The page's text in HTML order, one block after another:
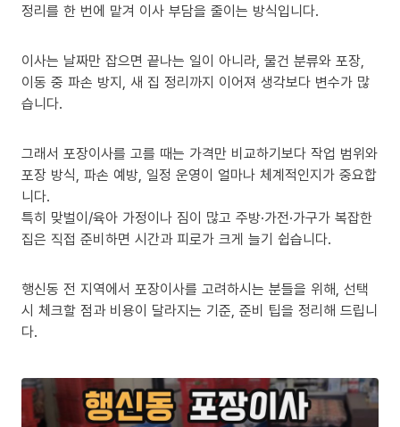
정리를 한 번에 맡겨 이사 부담을 줄이는 방식입니다.
이사는 날짜만 잡으면 끝나는 일이 아니라, 물건 분류와 포장,
이동 중 파손 방지, 새 집 정리까지 이어져 생각보다 변수가 많
습니다.
그래서 포장이사를 고를 때는 가격만 비교하기보다 작업 범위와
포장 방식, 파손 예방, 일정 운영이 얼마나 체계적인지가 중요합
니다.
특히 맞벌이/육아 가정이나 짐이 많고 주방·가전·가구가 복잡한
집은 직접 준비하면 시간과 피로가 크게 늘기 쉽습니다.
행신동 전 지역에서 포장이사를 고려하시는 분들을 위해, 선택
시 체크할 점과 비용이 달라지는 기준, 준비 팁을 정리해 드립니
다.